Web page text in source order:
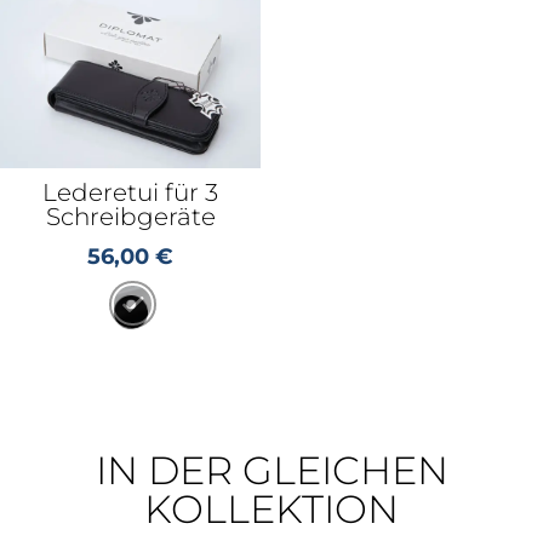
Lederetui für 3
Schreibgeräte
56,00€
IN DER GLEICHEN
KOLLEKTION